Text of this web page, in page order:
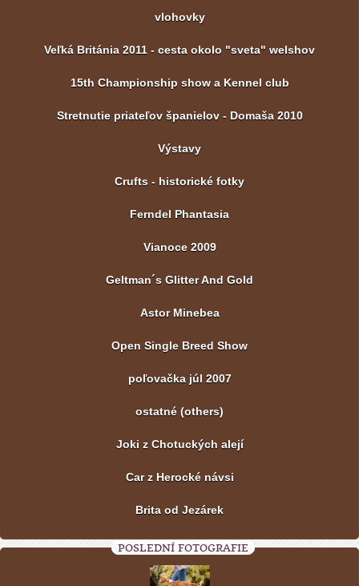
vlohovky
Veľká Británia 2011 - cesta okolo "sveta" welshov
15th Championship show a Kennel club
Stretnutie priateľov španielov - Domaša 2010
Výstavy
Crufts - historické fotky
Ferndel Phantasia
Vianoce 2009
Geltman´s Glitter And Gold
Astor Minebea
Open Single Breed Show
poľovačka júl 2007
ostatné (others)
Joki z Chotuckých alejí
Car z Herocké návsi
Brita od Jezárek
POSLEDNÍ FOTOGRAFIE